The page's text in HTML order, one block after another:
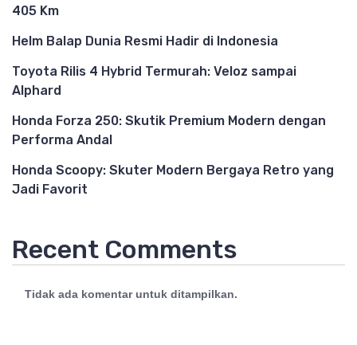
405 Km
Helm Balap Dunia Resmi Hadir di Indonesia
Toyota Rilis 4 Hybrid Termurah: Veloz sampai
Alphard
Honda Forza 250: Skutik Premium Modern dengan
Performa Andal
Honda Scoopy: Skuter Modern Bergaya Retro yang
Jadi Favorit
Recent Comments
Tidak ada komentar untuk ditampilkan.